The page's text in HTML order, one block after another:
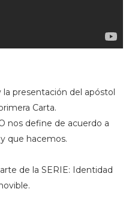
la presentación del apóstol
Carta.
nos define de acuerdo a
que hacemos.
de la SERIE: Identidad